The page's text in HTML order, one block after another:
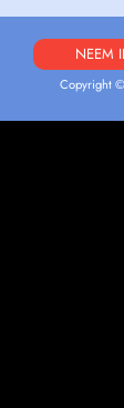
NEEM
Copyright ©